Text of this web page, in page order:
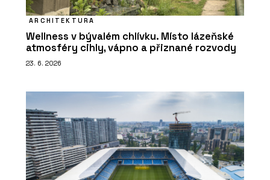
ARCHITEKTURA
Wellness v bývalém chlívku. Místo lázeňské
atmosféry cihly, vápno a přiznané rozvody
23. 6. 2026